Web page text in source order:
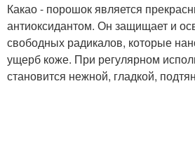
Какао - порошок является
антиоксидантом. Он защищает и
свободных радикалов, которые
ущерб коже. При регулярном
становится нежной, гладкой,